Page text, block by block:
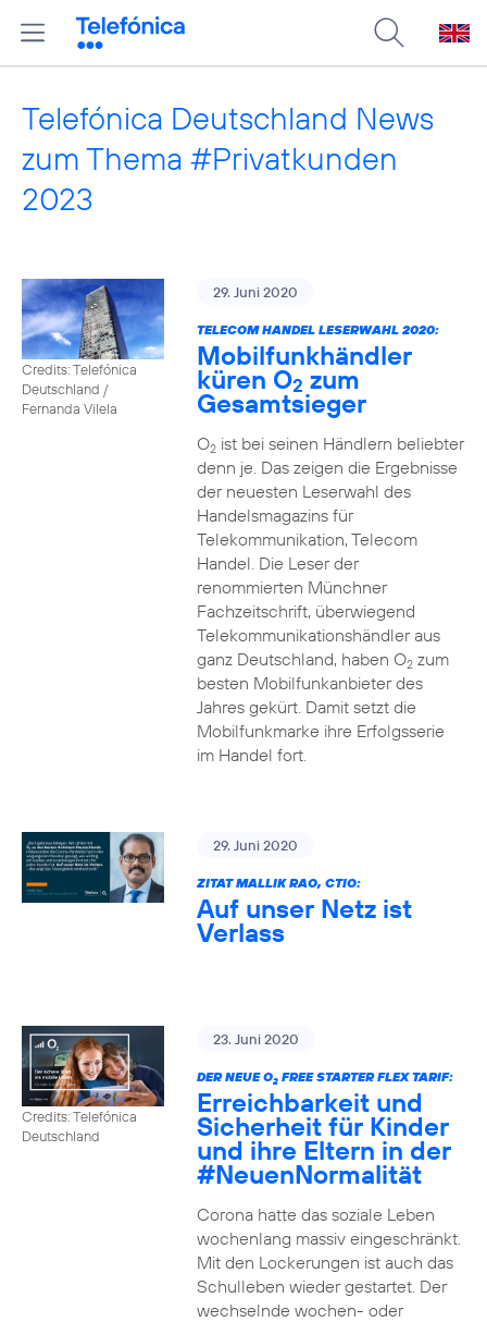
Telefónica Deutschland News
zum Thema #Privatkunden
2023
Credits: Telefónica
Deutschland /
Fernanda Vilela
29. Juni 2020
TELECOM HANDEL LESERWAHL 2020:
Mobilfunkhändler
küren O2 zum
Gesamtsieger
O2ist bei seinen Händlern beliebter
denn je. Das zeigen die Ergebnisse
der neuesten Leserwahl des
Handelsmagazins für
Telekommunikation, Telecom
Handel. Die Leser der
renommierten Münchner
Fachzeitschrift, überwiegend
Telekommunikationshändler aus
ganz Deutschland, haben O2zum
besten Mobilfunkanbieter des
Jahres gekürt. Damit setzt die
Mobilfunkmarke ihre Erfolgsserie
im Handel fort.
29. Juni 2020
ZITAT MALLIK RAO, CTIO:
Auf unser Netz ist
Verlass
Credits: Telefónica
Deutschland
23. Juni 2020
DER NEUE O2FREE STARTER FLEX TARIF:
Erreichbarkeit und
Sicherheit für Kinder
und ihre Eltern in der
#NeuenNormalität
Corona hatte das soziale Leben
wochenlang massiv eingeschränkt.
Mit den Lockerungen ist auch das
Schulleben wieder gestartet. Der
wechselnde wochen- oder